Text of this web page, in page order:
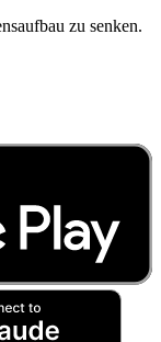
zu senken.